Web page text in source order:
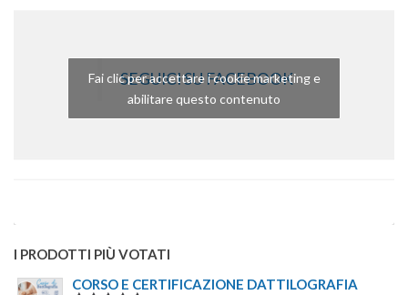
SEGUICI SU FACEBOOK
Fai clic per accettare i cookie marketing e
abilitare questo contenuto
I PRODOTTI PIÙ VOTATI
CORSO E CERTIFICAZIONE DATTILOGRAFIA